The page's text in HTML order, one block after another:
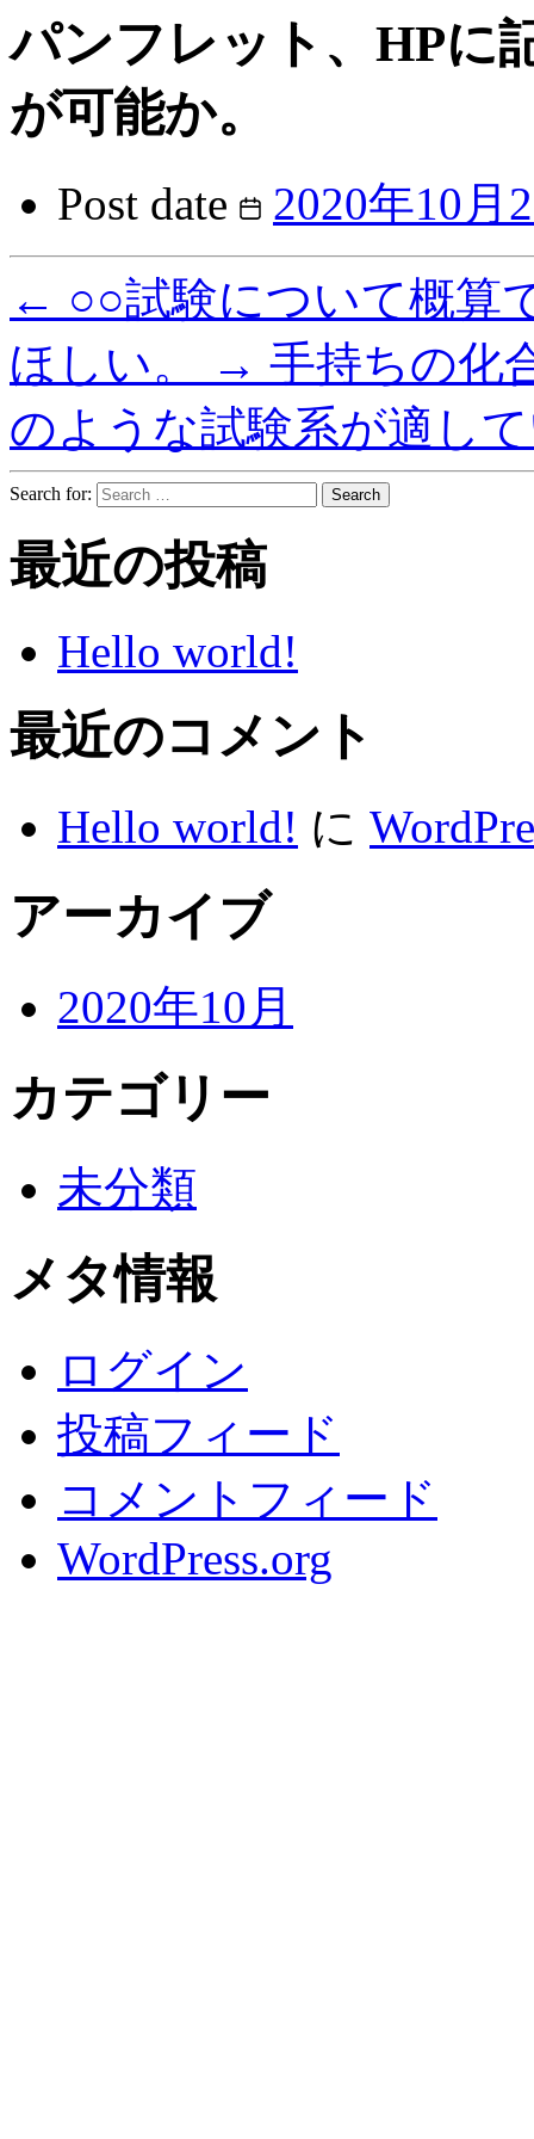
パンフレット、HPに
が可能か。
Post date
2020年10月
← ○○試験について概算
ほしい。
→ 手持ちの化
のような試験系が適し
Search for:
最近の投稿
Hello world!
最近のコメント
Hello world! に
アーカイブ
2020年10月
カテゴリー
未分類
メタ情報
ログイン
投稿フィード
コメントフィード
WordPress.org